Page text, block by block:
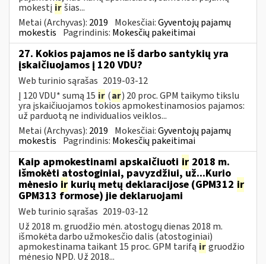
mokestį iršias...
Metai (Archyvas): 2019 Mokesčiai:Gyventojų pajamų
mokestis Pagrindinis: Mokesčių pakeitimai
27. Kokios pajamos ne iš darbo santykių yra
įskaičiuojamos į 120 VDU?
Web turinio sąrašas 2019-03-12
Į 120 VDU* sumą 15 ir (ar) 20 proc. GPM taikymo tikslu
yra įskaičiuojamos tokios apmokestinamosios pajamos:
už parduotą ne individualios veiklos...
Metai (Archyvas): 2019 Mokesčiai:Gyventojų pajamų
mokestis Pagrindinis: Mokesčių pakeitimai
Kaip apmokestinami apskaičiuoti ir 2018 m.
išmokėti atostoginiai, pavyzdžiui, už...Kurio
mėnesio ir kurių metų deklaracijose (GPM312 ir
GPM313 formose) jie deklaruojami
Web turinio sąrašas 2019-03-12
Už 2018 m. gruodžio mėn. atostogų dienas 2018 m.
išmokėta darbo užmokesčio dalis (atostoginiai)
apmokestinama taikant 15 proc. GPM tarifą irgruodžio
mėnesio NPD. Už 2018...